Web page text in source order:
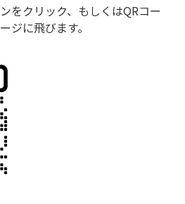
をクリック、もしくはQRコー
ジに飛びます。